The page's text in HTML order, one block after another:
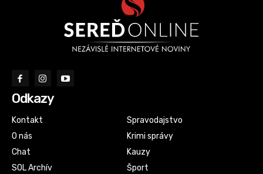
Odkazy
Kontakt
O nás
Chat
SOL Archív
Spravodajstvo
Krimi správy
Kauzy
Šport